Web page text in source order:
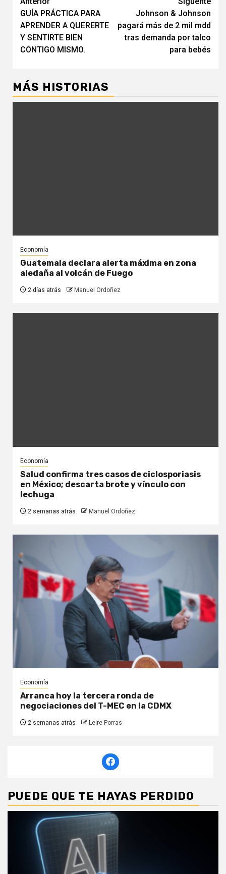
de
entradas
GUÍA PRÁCTICA PARA
APRENDER A QUERERTE
Y SENTIRTE BIEN
CONTIGO MISMO.
Johnson & Johnson
pagará más de 2 mil mdd
tras demanda por talco
para bebés
MÁS HISTORIAS
Economía
Guatemala declara alerta máxima en zona
aledaña al volcán de Fuego
2 días atrás Manuel Ordoñez
Economía
Salud confirma tres casos de ciclosporiasis
en México; descarta brote y vínculo con
lechuga
2 semanas atrás Manuel Ordoñez
Economía
Arranca hoy la tercera ronda de
negociaciones del T-MEC en la CDMX
2 semanas atrás Leire Porras
PUEDE QUE TE HAYAS PERDIDO